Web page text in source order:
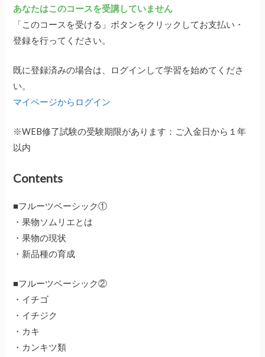
あなたはこのコースを受講していません
「このコースを受ける」ボタンをクリックしてお支払い・
登録を行ってください。
既に登録済みの場合は、ログインして学習を始めてくださ
い。
マイページからログイン
※WEB修了試験の受験期限があります：ご入金日から１年
以内
Contents
■フルーツベーシック①
・果物ソムリエとは
・果物の現状
・新品種の育成
■フルーツベーシック②
・イチゴ
・イチジク
・カキ
・カンキツ類